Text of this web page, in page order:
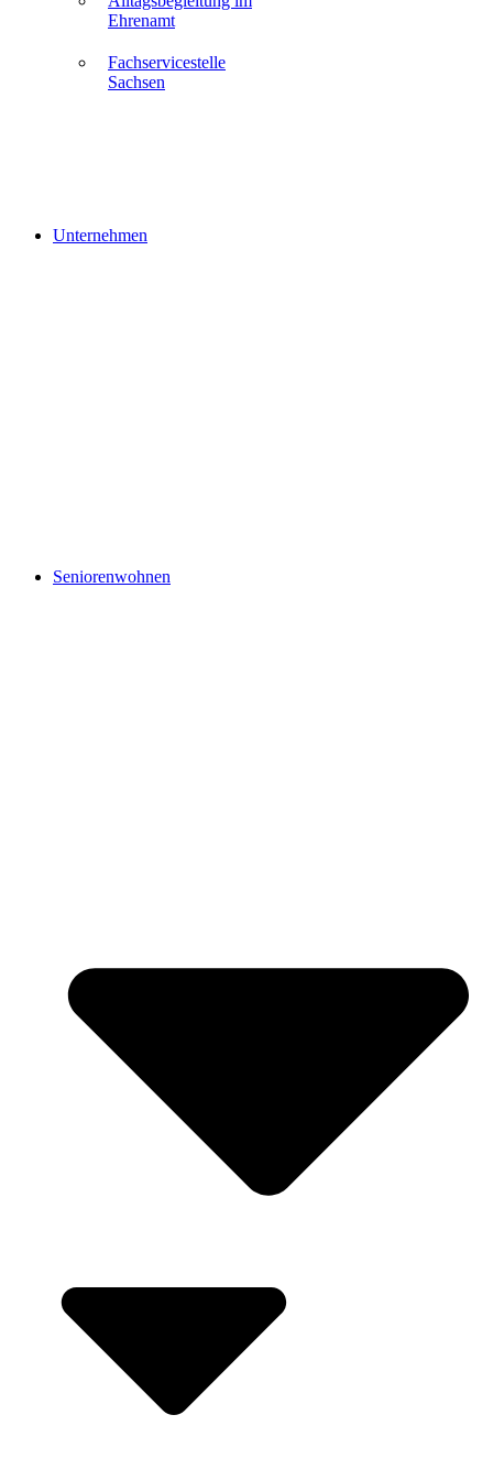
Ehrenamt
Fachservicestelle
Sachsen
Seniorenwohnen
Unternehmen